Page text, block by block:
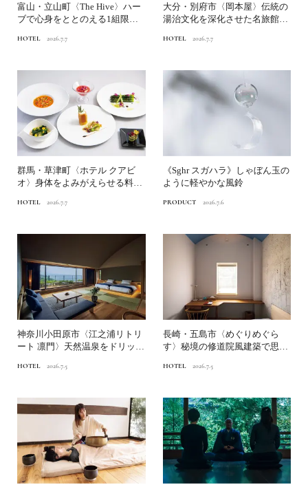
富山・立山町〈The Hive〉ハー
ブで心身をととのえる1組限定
HOTEL 2026.7.7
大分・別府市〈岡本屋〉伝統の
湯治文化を深化させた名旅館｜
HOTEL 2026.7.7
群馬・草津町〈ホテル クアビ
オ〉身体をよみがえらせる料理
HOTEL 2026.7.7
《Sghr スガハラ》しゃぼん玉の
ように軽やかな風鈴
PRODUCT 2026.7.6
神奈川小田原市〈江之浦リトリ
ート 凛門〉天然温泉をドリップ
HOTEL 2026.7.5
長崎・五島市〈めぐりめぐら
す〉秘境の修道院風建築で思索
HOTEL 2026.7.5